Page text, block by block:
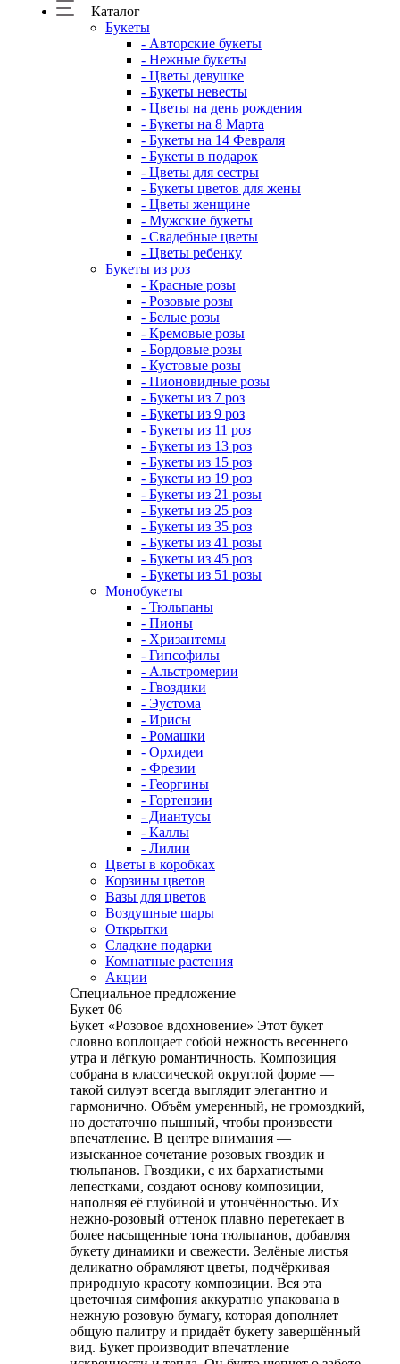
Каталог
Букеты
- Авторские букеты
- Нежные букеты
- Цветы девушке
- Букеты невесты
- Цветы на день рождения
- Букеты на 8 Марта
- Букеты на 14 Февраля
- Букеты в подарок
- Цветы для сестры
- Букеты цветов для жены
- Цветы женщине
- Мужские букеты
- Свадебные цветы
- Цветы ребенку
Букеты из роз
- Красные розы
- Розовые розы
- Белые розы
- Кремовые розы
- Бордовые розы
- Кустовые розы
- Пионовидные розы
- Букеты из 7 роз
- Букеты из 9 роз
- Букеты из 11 роз
- Букеты из 13 роз
- Букеты из 15 роз
- Букеты из 19 роз
- Букеты из 21 розы
- Букеты из 25 роз
- Букеты из 35 роз
- Букеты из 41 розы
- Букеты из 45 роз
- Букеты из 51 розы
Монобукеты
- Тюльпаны
- Пионы
- Хризантемы
- Гипсофилы
- Альстромерии
- Гвоздики
- Эустома
- Ирисы
- Ромашки
- Орхидеи
- Фрезии
- Георгины
- Гортензии
- Диантусы
- Каллы
- Лилии
Цветы в коробках
Корзины цветов
Вазы для цветов
Воздушные шары
Открытки
Сладкие подарки
Комнатные растения
Акции
Специальное предложение
Букет 06
Букет «Розовое вдохновение» Этот букет
словно воплощает собой нежность весеннего
утра и лёгкую романтичность. Композиция
собрана в классической округлой форме —
такой силуэт всегда выглядит элегантно и
гармонично. Объём умеренный, не громоздкий,
но достаточно пышный, чтобы произвести
впечатление. В центре внимания —
изысканное сочетание розовых гвоздик и
тюльпанов. Гвоздики, с их бархатистыми
лепестками, создают основу композиции,
наполняя её глубиной и утончённостью. Их
нежно-розовый оттенок плавно перетекает в
более насыщенные тона тюльпанов, добавляя
букету динамики и свежести. Зелёные листья
деликатно обрамляют цветы, подчёркивая
природную красоту композиции. Вся эта
цветочная симфония аккуратно упакована в
нежную розовую бумагу, которая дополняет
общую палитру и придаёт букету завершённый
вид. Букет производит впечатление